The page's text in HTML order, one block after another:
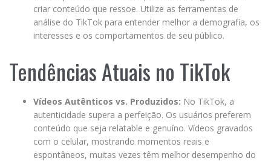
criar conteúdo que ressoe. Utilize as ferramentas de
análise do TikTok para entender melhor a demografia, os
interesses e os comportamentos de seu público.
Tendências Atuais no TikTok
Vídeos Autênticos vs. Produzidos: No TikTok, a
autenticidade supera a perfeição. Os usuários preferem
conteúdo que seja relatable e genuíno. Vídeos gravados
com o celular, mostrando momentos reais e
espontâneos, muitas vezes têm melhor desempenho do